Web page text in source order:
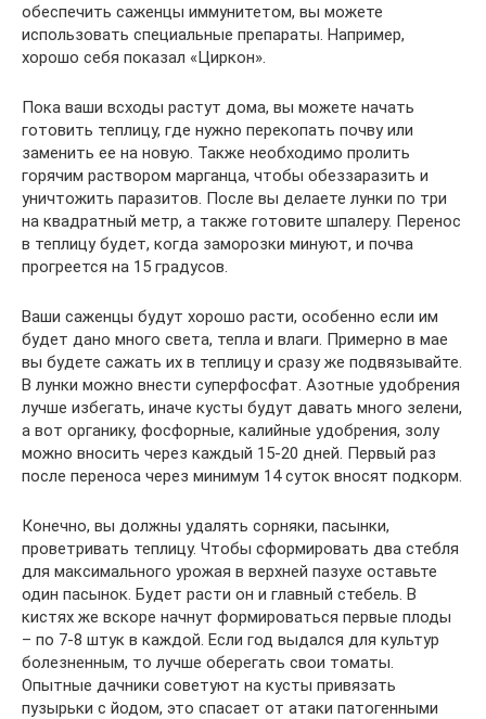
обеспечить саженцы иммунитетом, вы можете
использовать специальные препараты. Например,
хорошо себя показал «Циркон».
Пока ваши всходы растут дома, вы можете начать
готовить теплицу, где нужно перекопать почву или
заменить ее на новую. Также необходимо пролить
горячим раствором марганца, чтобы обеззаразить и
уничтожить паразитов. После вы делаете лунки по три
на квадратный метр, а также готовите шпалеру. Перенос
в теплицу будет, когда заморозки минуют, и почва
прогреется на 15 градусов.
Ваши саженцы будут хорошо расти, особенно если им
будет дано много света, тепла и влаги. Примерно в мае
вы будете сажать их в теплицу и сразу же подвязывайте.
В лунки можно внести суперфосфат. Азотные удобрения
лучше избегать, иначе кусты будут давать много зелени,
а вот органику, фосфорные, калийные удобрения, золу
можно вносить через каждый 15-20 дней. Первый раз
после переноса через минимум 14 суток вносят подкорм.
Конечно, вы должны удалять сорняки, пасынки,
проветривать теплицу. Чтобы сформировать два стебля
для максимального урожая в верхней пазухе оставьте
один пасынок. Будет расти он и главный стебель. В
кистях же вскоре начнут формироваться первые плоды
– по 7-8 штук в каждой. Если год выдался для культур
болезненным, то лучше оберегать свои томаты.
Опытные дачники советуют на кусты привязать
пузырьки с йодом, это спасает от атаки патогенными